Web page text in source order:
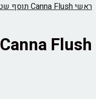
ראשיCanna Flush תוסף שטיפה
Canna Flush תוסף שטיפה